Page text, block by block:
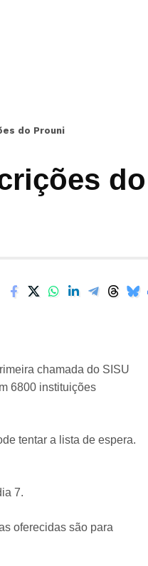
do Prouni
chamada do SISU
6800 instituições
tentar a lista de espera.
7.
oferecidas são para